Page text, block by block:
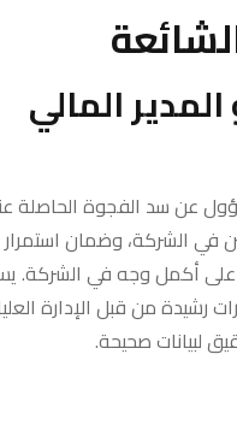
المالي
عن سد الفجوة الحاصلة
في الشركة، وضمان استمرار
على أكمل وجه في الشركة.
رشيدة من قبل الإدارة
لبيانات صحيحة.